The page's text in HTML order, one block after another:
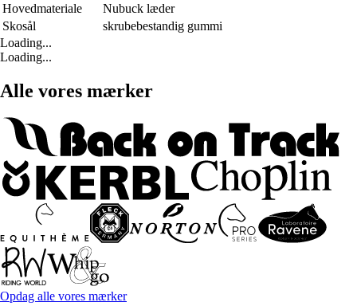
Hovedmateriale
Nubuck læder
Skosål
skrubebestandig gummi
Loading...
Loading...
Alle vores mærker
Opdag alle vores mærker